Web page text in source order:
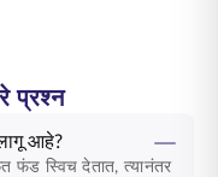
प्रश्न
आहे?
फंड स्विच देतात, त्यानंतर